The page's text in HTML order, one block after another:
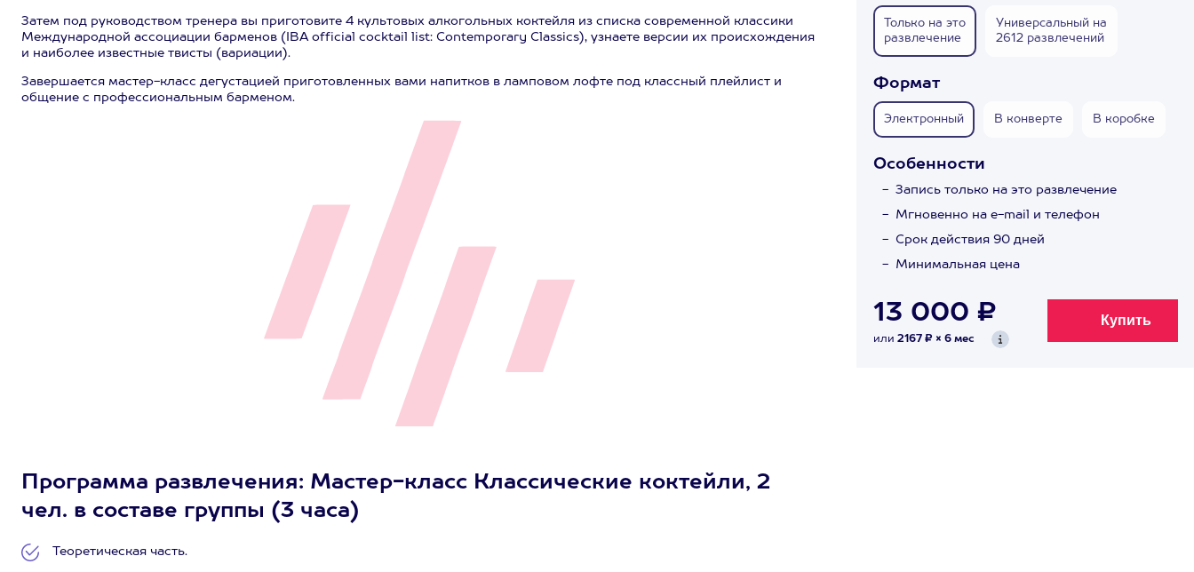
Затем под руководством тренера вы приготовите 4 культовых алкогольных коктейля из списка современной классики
Международной ассоциации барменов (IBA official cocktail list: Contemporary Classics), узнаете версии их происхождения
и наиболее известные твисты (вариации).
Завершается мастер-класс дегустацией приготовленных вами напитков в ламповом лофте под классный плейлист и
общение с профессиональным барменом.
Программа развлечения: Мастер-класс Классические коктейли, 2
чел. в составе группы (3 часа)
Теоретическая часть.
Только на это
развлечение
Универсальный на
2612 развлечений
Формат
Электронный В конверте В коробке
Особенности
Запись только на это развлечение
Мгновенно на e-mail и телефон
Срок действия 90 дней
Минимальная цена
13 000 ₽
или 2167 ₽ × 6 мес